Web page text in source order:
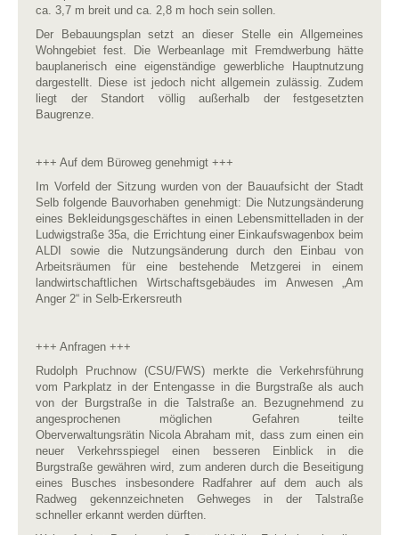
ca. 3,7 m breit und ca. 2,8 m hoch sein sollen.
Der Bebauungsplan setzt an dieser Stelle ein Allgemeines
Wohngebiet fest. Die Werbeanlage mit Fremdwerbung hätte
bauplanerisch eine eigenständige gewerbliche Hauptnutzung
dargestellt. Diese ist jedoch nicht allgemein zulässig. Zudem
liegt der Standort völlig außerhalb der festgesetzten
Baugrenze.
+++ Auf dem Büroweg genehmigt +++
Im Vorfeld der Sitzung wurden von der Bauaufsicht der Stadt
Selb folgende Bauvorhaben genehmigt: Die Nutzungsänderung
eines Bekleidungsgeschäftes in einen Lebensmittelladen in der
Ludwigstraße 35a, die Errichtung einer Einkaufswagenbox beim
ALDI sowie die Nutzungsänderung durch den Einbau von
Arbeitsräumen für eine bestehende Metzgerei in einem
landwirtschaftlichen Wirtschaftsgebäudes im Anwesen „Am
Anger 2“ in Selb-Erkersreuth
+++ Anfragen +++
Rudolph Pruchnow (CSU/FWS) merkte die Verkehrsführung
vom Parkplatz in der Entengasse in die Burgstraße als auch
von der Burgstraße in die Talstraße an. Bezugnehmend zu
angesprochenen möglichen Gefahren teilte
Oberverwaltungsrätin Nicola Abraham mit, dass zum einen ein
neuer Verkehrsspiegel einen besseren Einblick in die
Burgstraße gewähren wird, zum anderen durch die Beseitigung
eines Busches insbesondere Radfahrer auf dem auch als
Radweg gekennzeichneten Gehweges in der Talstraße
schneller erkannt werden dürften.